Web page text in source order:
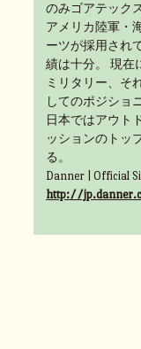
のみゴアテック
アメリカ陸軍・
ーツが採用され
績は十分。 現在
ミリタリー、そ
してのポジショ
日本ではアウト
ッションのトッ
る。
Danner | Official
http://